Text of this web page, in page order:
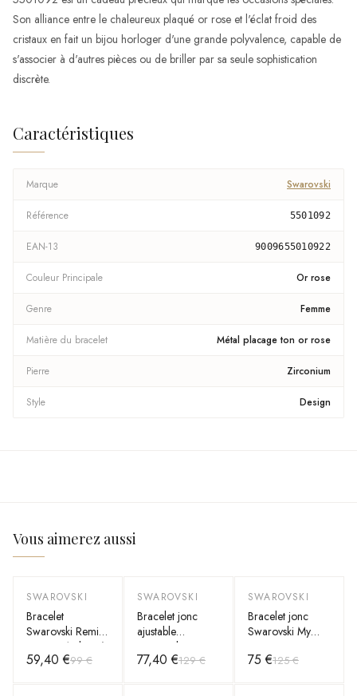
Son alliance entre le chaleureux plaqué or rose et l'éclat froid des
cristaux en fait un bijou horloger d'une grande polyvalence, capable de
s'associer à d'autres pièces ou de briller par sa seule sophistication
discrète.
Caractéristiques
Marque Swarovski
Référence 5501092
EAN-13 9009655010922
Couleur Principale Or rose
Genre Femme
Matière du bracelet Métal placage ton or rose
Pierre Zirconium
Style Design
Vous aimerez aussi
-40%
SWAROVSKI
Bracelet
Swarovski Remix
5435651 plaqué
or rose cristaux
59,40 €99 €
-40%
SWAROVSKI
Bracelet jonc
ajustable
Swarovski Starry
Night Heart
77,40 €129 €
-40%
SWAROVSKI
Bracelet jonc
Swarovski My
plaqué or rose
75 €125 €